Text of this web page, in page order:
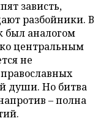
зависть,
разбойники. В
был аналогом
центральным
не
души. Но битва
– полна